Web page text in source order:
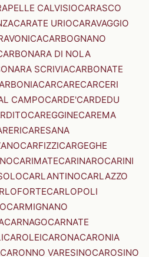
CALVISIOCARASCO
CARATE URIOCARAVAGGIO
CARBOGNANO
DI NOLA
SCRIVIACARBONATE
CARCARECARCERI
CAMPOCARDE'CARDEDU
CAREGGINECAREMA
CARESANA
CARFIZZICARGEGHE
CARIMATECARINAROCARINI
CARLANTINOCARLAZZO
CARLOPOLI
CARMIGNANO
CARNAGOCARNATE
CAROLEICARONACARONIA
CARONNO VARESINOCAROSINO